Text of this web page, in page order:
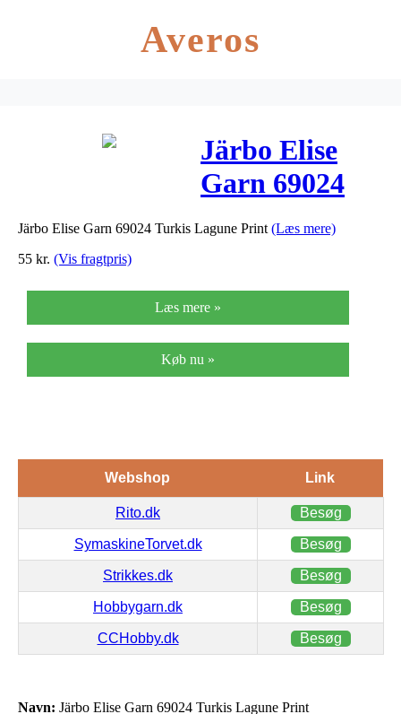
Averos
Järbo Elise
Garn 69024
Turkis Lagune
Järbo Elise Garn 69024 Turkis Lagune Print (Læs mere)
55 kr. (Vis fragtpris)
Læs mere »
Køb nu »
Webshop Link
Rito.dk Besøg
SymaskineTorvet.dk Besøg
Strikkes.dk Besøg
Hobbygarn.dk Besøg
CCHobby.dk Besøg
Navn: Järbo Elise Garn 69024 Turkis Lagune Print